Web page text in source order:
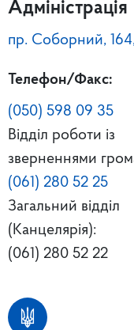
Адміністрація
пр. Соборний,
Телефон/Факс:
(050) 598 09 35
Відділ роботи із
зверненнями
(061) 280 52 25
Загальний відділ
(Канцелярія):
(061) 280 52 22